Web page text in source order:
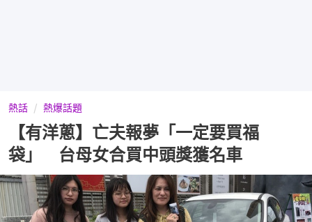
熱話 熱爆話題
【有洋蔥】亡夫報夢「一定要買福
袋」 台母女合買中頭獎獲名車